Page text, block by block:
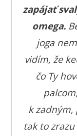
zapájať
omega.
joga
vidím, že
čo Ty
k zadným,
tak to